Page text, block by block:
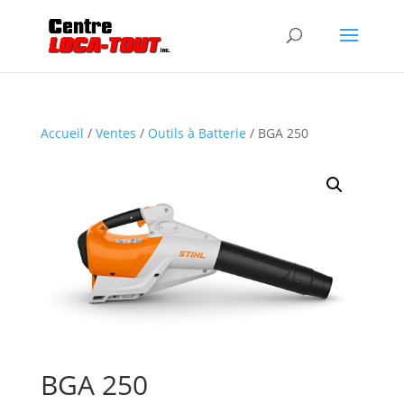
Accueil / Ventes / Outils à Batterie / BGA 250
BGA 250